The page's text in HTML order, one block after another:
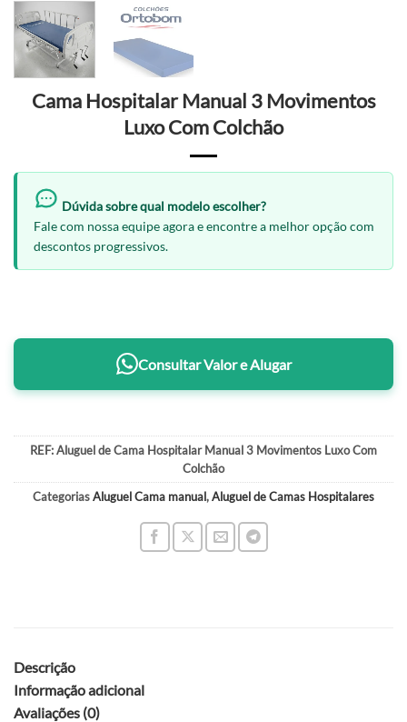
Cama Hospitalar Manual 3 Movimentos
Luxo Com Colchão
Dúvida sobre qual modelo escolher?
Fale com nossa equipe agora e encontre a melhor opção com
descontos progressivos.
Consultar Valor e Alugar
REF:Aluguel de Cama Hospitalar Manual 3 Movimentos Luxo Com
Colchão
CategoriasAluguel Cama manual,Aluguel de Camas Hospitalares
Descrição
Informação adicional
Avaliações (0)